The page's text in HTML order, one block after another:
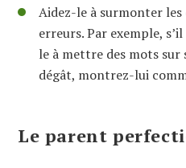
Aidez-le à surmonter
erreurs. Par exemple,
le à mettre des mots sur
dégât, montrez-lui
Le parent